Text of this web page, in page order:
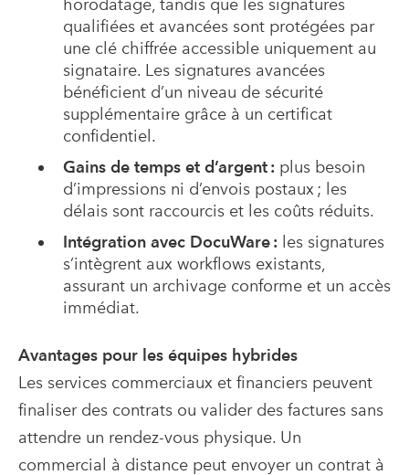
horodatage, tandis que les signatures
qualifiées et avancées sont protégées par
une clé chiffrée accessible uniquement au
signataire. Les signatures avancées
bénéficient d’un niveau de sécurité
supplémentaire grâce à un certificat
confidentiel.
Gains de temps et d’argent : plus besoin
d’impressions ni d’envois postaux ; les
délais sont raccourcis et les coûts réduits.
Intégration avec DocuWare : les signatures
s’intègrent aux workflows existants,
assurant un archivage conforme et un accès
immédiat.
Avantages pour les équipes hybrides
Les services commerciaux et financiers peuvent
finaliser des contrats ou valider des factures sans
attendre un rendez-vous physique. Un
commercial à distance peut envoyer un contrat à